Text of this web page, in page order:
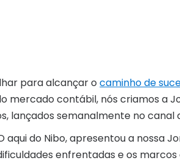
para alcançar ocaminho de
mercado contábil, nós criamos a
lançados semanalmente no canal
aqui do Nibo, apresentou a nossa
enfrentadas e os